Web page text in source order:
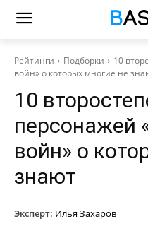
Рейтинги Подборки
10
войн» о которых многие не
10
персонажей
войн» о
знают
Эксперт: Илья Захаров